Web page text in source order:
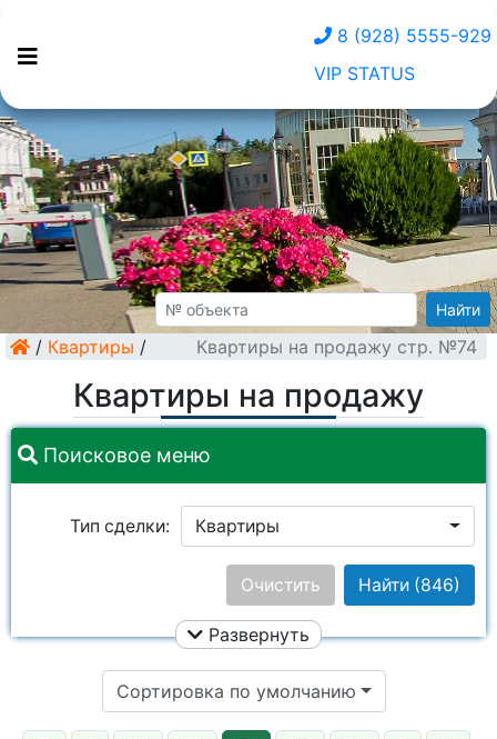
8 (928) 5555-929
VIP STATUS
Найти
/ Квартиры / Квартиры на продажу стр. №74
Квартиры на продажу
Поисковое меню
Тип сделки: Квартиры
Ничего не выбрано
Цена:
Этаж:
Найти (846)
Очистить
Развернуть
Сортировка по умолчанию